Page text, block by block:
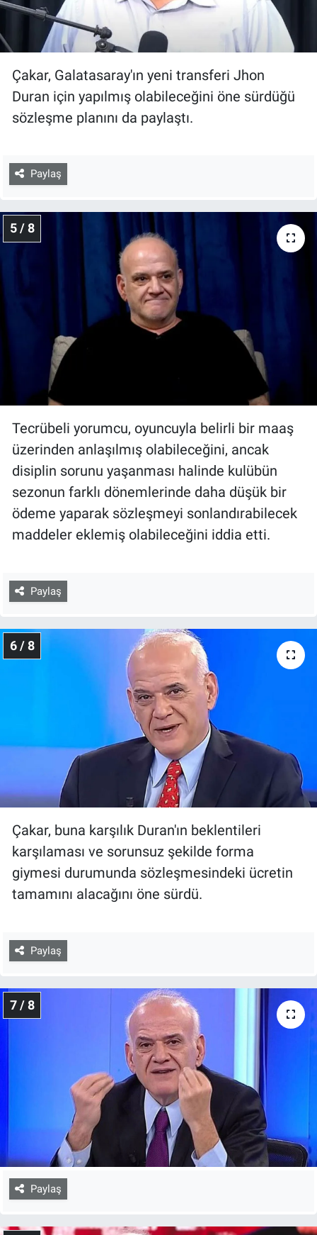
Çakar, Galatasaray'ın yeni transferi Jhon
Duran için yapılmış olabileceğini öne sürdüğü
sözleşme planını da paylaştı.
Paylaş
5 / 8
Tecrübeli yorumcu, oyuncuyla belirli bir maaş
üzerinden anlaşılmış olabileceğini, ancak
disiplin sorunu yaşanması halinde kulübün
sezonun farklı dönemlerinde daha düşük bir
ödeme yaparak sözleşmeyi sonlandırabilecek
maddeler eklemiş olabileceğini iddia etti.
Paylaş
6 / 8
Çakar, buna karşılık Duran'ın beklentileri
karşılaması ve sorunsuz şekilde forma
giymesi durumunda sözleşmesindeki ücretin
tamamını alacağını öne sürdü.
Paylaş
7 / 8
Paylaş